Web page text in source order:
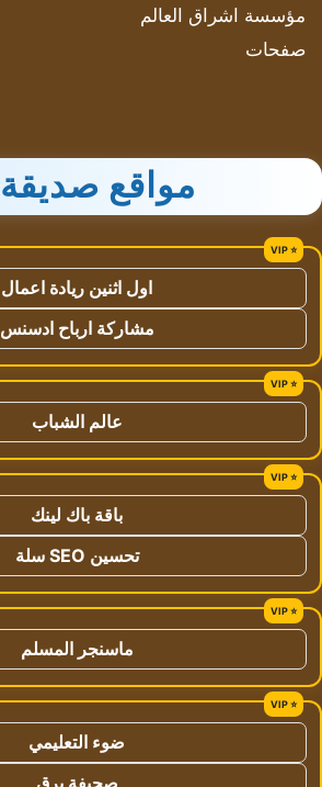
مؤسسة اشراق العالم
صفحات
مواقع صديقة
اول اثنين ريادة اعمال
مشاركة ارباح ادسنس
عالم الشباب
باقة باك لينك
تحسين SEO سلة
ماسنجر المسلم
ضوء التعليمي
صحيفة برق